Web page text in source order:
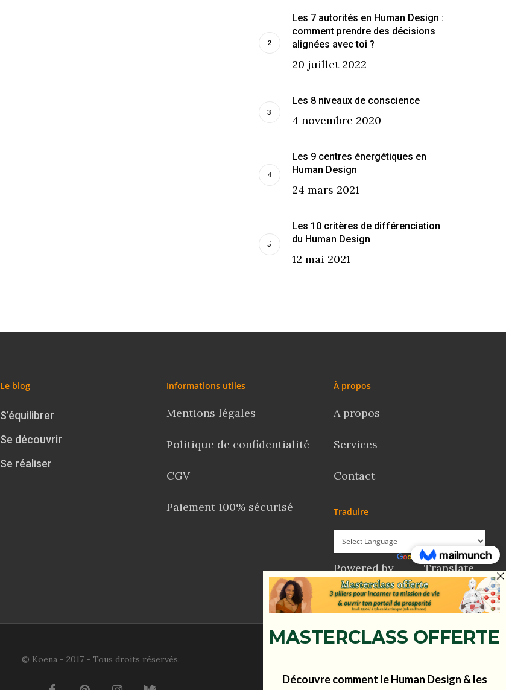
Les 7 autorités en Human Design :
comment prendre des décisions
alignées avec toi ?
20 juillet 2022
Les 8 niveaux de conscience
4 novembre 2020
Les 9 centres énergétiques en
Human Design
24 mars 2021
Les 10 critères de différenciation
du Human Design
12 mai 2021
Le blog
S’équilibrer
Se découvrir
Se réaliser
Informations utiles
Mentions légales
Politique de confidentialité
CGV
Paiement 100% sécurisé
À propos
A propos
Services
Contact
Traduire
Powered by Translate
© Koena - 2017 - Tous droits réservés.